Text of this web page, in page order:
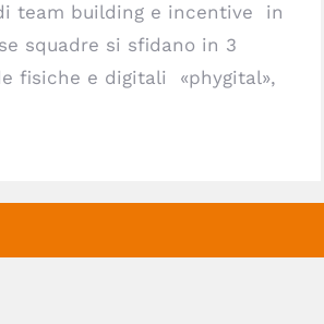
team building e incentive in
squadre si sfidano in 3
fisiche e digitali «phygital»,